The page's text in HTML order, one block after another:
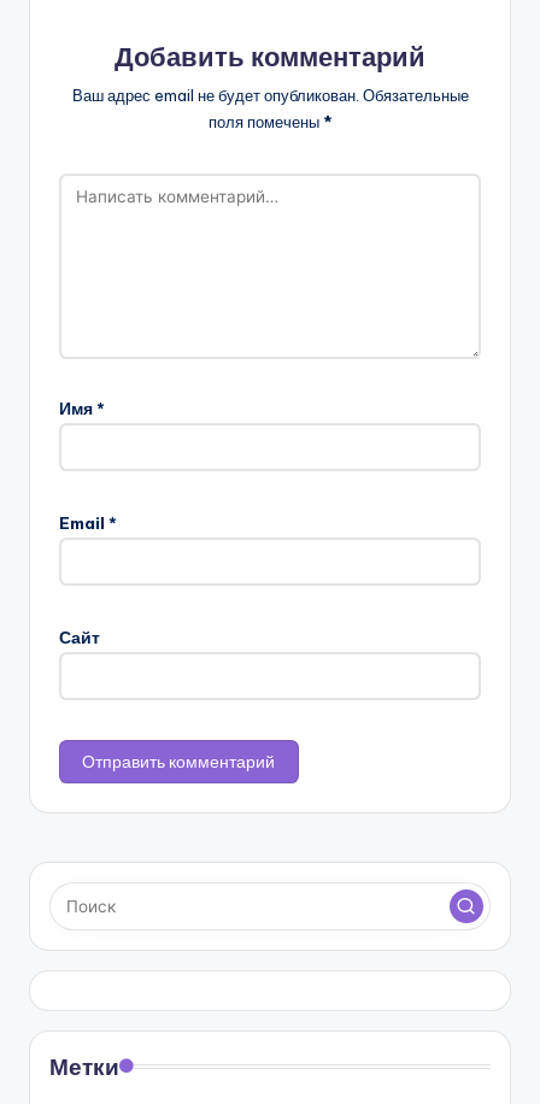
Добавить комментарий
Ваш адрес email не будет опубликован. Обязательные
поля помечены *
Имя*
Email *
Сайт
Метки